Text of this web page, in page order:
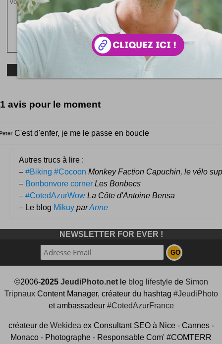
1 avis pour le moment
C'est d'enfer, je me le passe en boucle
Autres trucs à lire :
– #Biking #Cocoon Monkey Faction Capuchin, le vélo
– Bonbonvore corner Les Bonbecs
– #CotedAzurWow La Côte d'Antoine Bensa
– Le blog Mikuy parAnne
NEWSLETTER FOR EVER !
©2006-2025 JeudiPhoto.netle blog lifestylede Simon
TripnauxContent Manager, créateur du hashtag #JeudiPhoto
et ambassadeur #CotedAzurFrance
créateur de Wekidea ex Consultant SEO à Nice - Cannes -
Monaco - Photographe - Responsable Com' #COMTERR